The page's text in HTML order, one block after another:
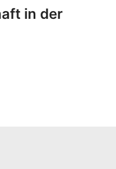
in der